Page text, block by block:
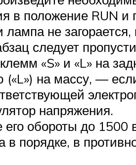
в положение RUN
не
следует
«S» и «L» на
на массу, —
напряжения.
его обороты до
в порядке, в